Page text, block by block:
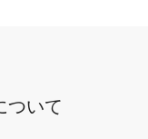
ついて